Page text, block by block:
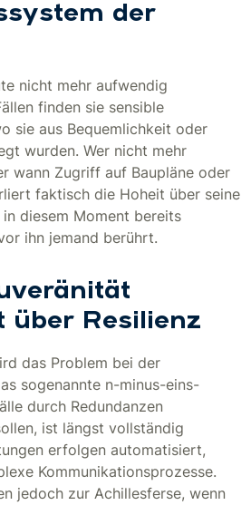
der
nicht mehr aufwendig
finden sie sensible
sie aus Bequemlichkeit oder
wurden. Wer nicht mehr
wann Zugriff auf Baupläne oder
faktisch die Hoheit über seine
diesem Moment bereits
ihn jemand berührt.
über Resilienz
das Problem bei der
sogenannte n-minus-eins-
durch Redundanzen
ist längst vollständig
erfolgen automatisiert,
Kommunikationsprozesse.
jedoch zur Achillesferse, wenn